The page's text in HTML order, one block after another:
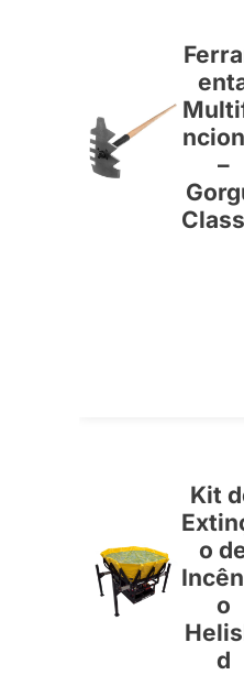
–
Kit
o
o
d